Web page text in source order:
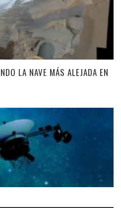
LA NAVE MÁS ALEJADA EN